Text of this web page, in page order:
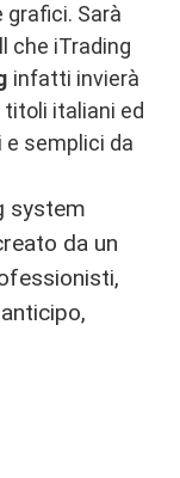
Sarà
che iTrading
infatti invierà
italiani ed
semplici da
system
da un